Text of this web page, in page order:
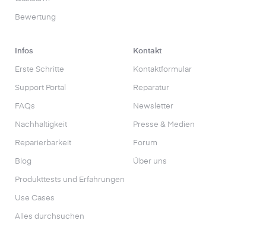
Bewertung
Infos
Erste Schritte
Support Portal
FAQs
Nachhaltigkeit
Reparierbarkeit
Blog
Produkttests und Erfahrungen
Use Cases
Alles durchsuchen
Kontakt
Kontaktformular
Reparatur
Newsletter
Presse & Medien
Forum
Über uns